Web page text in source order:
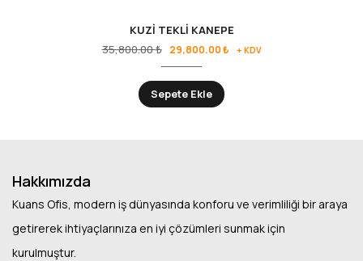
KUZİ TEKLİ KANEPE
35,800.00₺ 29,800.00₺ + KDV
Sepete Ekle
Hakkımızda
Kuans Ofis, modern iş dünyasında konforu ve verimliliği bir araya
getirerek ihtiyaçlarınıza en iyi çözümleri sunmak için
kurulmuştur.